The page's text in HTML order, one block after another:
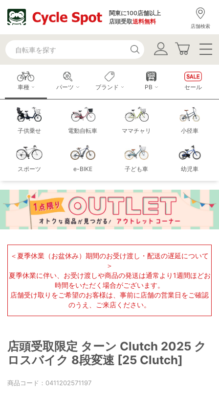
関東に100店舗以上
店頭受取送料無料
店舗検索
車種
子供乗せ 電動自転車 ママチャリ 小径車
スポーツ e-BIKE 子ども車 幼児車
パーツ ブランド PB セール
＜夏季休業（お盆休み）期間のお受け渡し・配送の遅延について
＞
夏季休業に伴い、お受け渡しや商品の発送は通常より1週間ほどお
時間をいただく場合がございます。
店舗受け取りをご希望のお客様は、事前に店舗の営業日をご確認
のうえ、ご来店ください。
店頭受取限定 ターン Clutch 2025 ク
ロスバイク 8段変速 [25 Clutch]
商品コード： 0411202571197